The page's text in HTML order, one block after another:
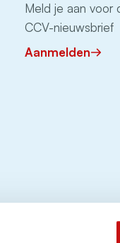
Meld je aan voor
CCV-nieuwsbrief
Aanmelden